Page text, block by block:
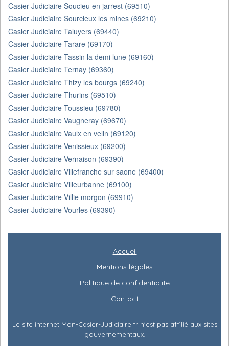
Casier Judiciaire Soucieu en jarrest (69510)
Casier Judiciaire Sourcieux les mines (69210)
Casier Judiciaire Taluyers (69440)
Casier Judiciaire Tarare (69170)
Casier Judiciaire Tassin la demi lune (69160)
Casier Judiciaire Ternay (69360)
Casier Judiciaire Thizy les bourgs (69240)
Casier Judiciaire Thurins (69510)
Casier Judiciaire Toussieu (69780)
Casier Judiciaire Vaugneray (69670)
Casier Judiciaire Vaulx en velin (69120)
Casier Judiciaire Venissieux (69200)
Casier Judiciaire Vernaison (69390)
Casier Judiciaire Villefranche sur saone (69400)
Casier Judiciaire Villeurbanne (69100)
Casier Judiciaire Villie morgon (69910)
Casier Judiciaire Vourles (69390)
Accueil
Mentions légales
Politique de confidentialité
Contact
Le site internet Mon-Casier-Judiciaire.fr n'est pas affilié aux sites
gouvernementaux.